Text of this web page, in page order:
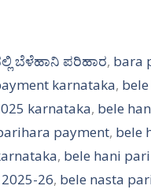
ಬೆಳೆಹಾನಿ ಪರಿಹಾರ, bara
karnataka,
karnataka, bele
payment, bele
, bele hani
26, bele nasta